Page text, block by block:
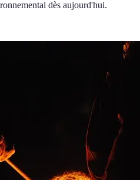
dès aujourd'hui.